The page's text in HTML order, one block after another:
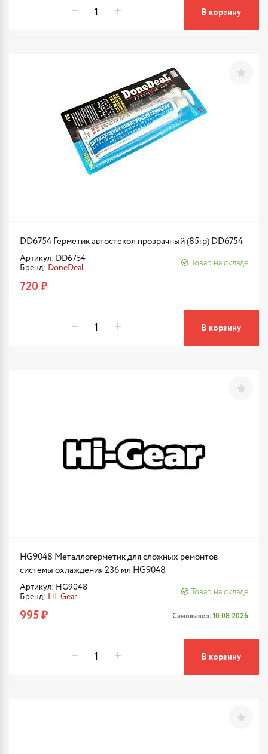
В корзину
DD6754 Герметик автостекол прозрачный (85гр) DD6754
Артикул: DD6754
Бренд: DoneDeal
Товар на складе
720 ₽
В корзину
HG9048 Металлогерметик для сложных ремонтов
системы охлаждения 236 мл HG9048
Артикул: HG9048
Бренд: HI-Gear
Товар на складе
995 ₽ Самовывоз: 10.08.2026
В корзину